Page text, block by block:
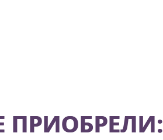
ПРИОБРЕЛИ: